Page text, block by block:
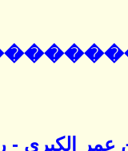
عمر